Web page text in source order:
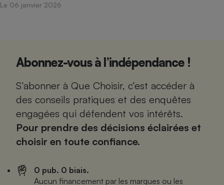
Le 06 janvier 2026
Abonnez-vous à l’indépendance !
S’abonner à Que Choisir, c’est accéder à
des conseils pratiques et des enquêtes
engagées qui défendent vos intérêts.
Pour prendre des décisions éclairées et
choisir en toute confiance.
0 pub. 0 biais.
Aucun financement par les marques ou les